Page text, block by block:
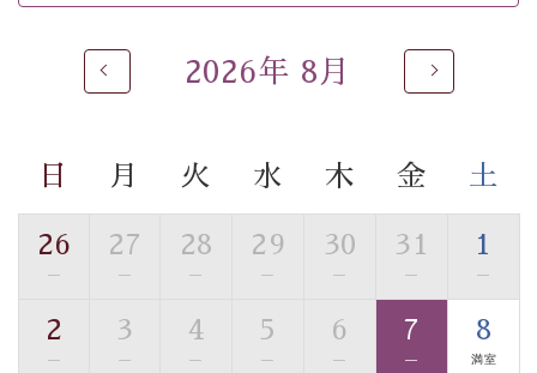
・駐車場完備
・チェックイン15時、チェックアウト10時
・夕食は地産地消の創作和会席 美湖膳（二十四節気と
いう昔の暦による料理表現）
・朝食はこだわりの味噌汁をはじめとした和定食
自家源泉「美翠源泉」は酸化の進みが遅く新鮮で若返り
の効果が高い、極めて希有な源泉です。身も心も癒され
2026年 8月
日 月 火 水 木 金 土
26
—
27
—
28
—
29
—
30
—
31
—
1
—
2
—
3
—
4
—
5
—
6
—
7
—
8
満室